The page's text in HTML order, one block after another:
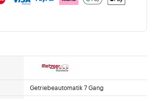
Getriebeautomatik 7 Gang